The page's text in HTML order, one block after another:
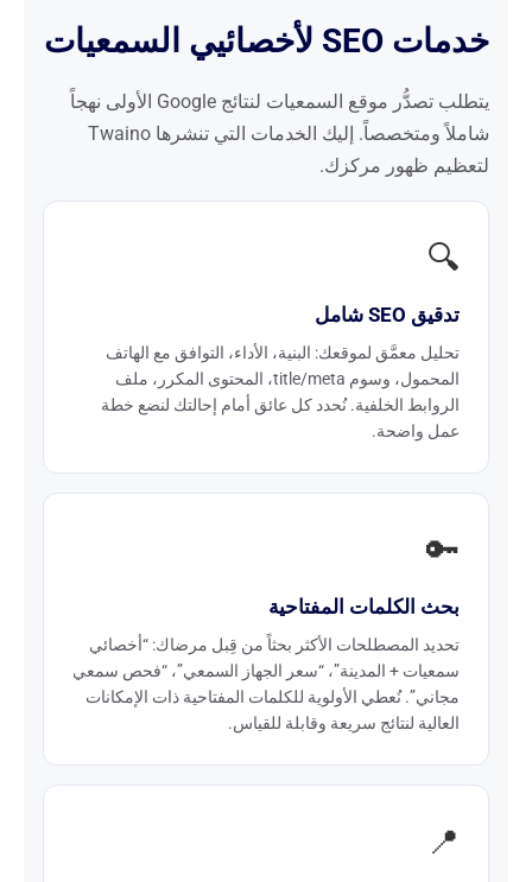
خدمات SEO لأخصائيي السمعيات
يتطلب تصدُّر موقع السمعيات لنتائج Google الأولى نهجاً
شاملاً ومتخصصاً. إليك الخدمات التي تنشرها Twaino
لتعظيم ظهور مركزك.
🔍
تدقيق SEO شامل
تحليل معمَّق لموقعك: البنية، الأداء، التوافق مع الهاتف
المحمول، وسوم title/meta، المحتوى المكرر، ملف
الروابط الخلفية. نُحدد كل عائق أمام إحالتك لنضع خطة
عمل واضحة.
🔑
بحث الكلمات المفتاحية
تحديد المصطلحات الأكثر بحثاً من قِبل مرضاك: “أخصائي
سمعيات + المدينة”، “سعر الجهاز السمعي”، “فحص سمعي
مجاني”. نُعطي الأولوية للكلمات المفتاحية ذات الإمكانات
العالية لنتائج سريعة وقابلة للقياس.
📍